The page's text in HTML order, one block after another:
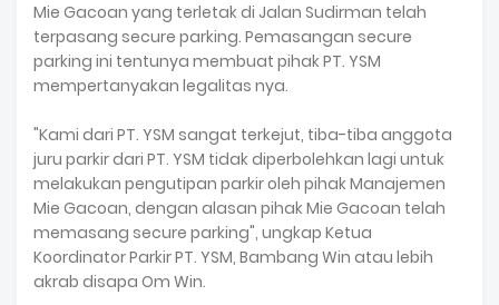
Mie Gacoan yang terletak di Jalan Sudirman telah
terpasang secure parking. Pemasangan secure
parking ini tentunya membuat pihak PT. YSM
mempertanyakan legalitas nya.
"Kami dari PT. YSM sangat terkejut, tiba-tiba anggota
juru parkir dari PT. YSM tidak diperbolehkan lagi untuk
melakukan pengutipan parkir oleh pihak Manajemen
Mie Gacoan, dengan alasan pihak Mie Gacoan telah
memasang secure parking", ungkap Ketua
Koordinator Parkir PT. YSM, Bambang Win atau lebih
akrab disapa Om Win.